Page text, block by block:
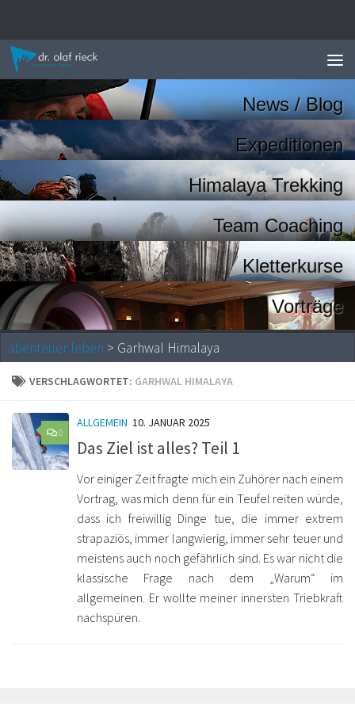
News / Blog
Expeditionen
Himalaya Trekking
Team Coaching
Kletterkurse
Vorträge
abenteuer leben > Garhwal Himalaya
VERSCHLAGWORTET: GARHWAL HIMALAYA
0
ALLGEMEIN 10. JANUAR 2025
Das Ziel ist alles? Teil 1
Vor einiger Zeit fragte mich ein Zuhörer nach einem
Vortrag, was mich denn für ein Teufel reiten würde,
dass ich freiwillig Dinge tue, die immer extrem
strapaziös, immer langwierig, immer sehr teuer und
meistens auch noch gefährlich sind. Es war nicht die
klassische Frage nach dem „Warum“ im
allgemeinen. Er wollte meiner innersten Triebkraft
nachspüren.